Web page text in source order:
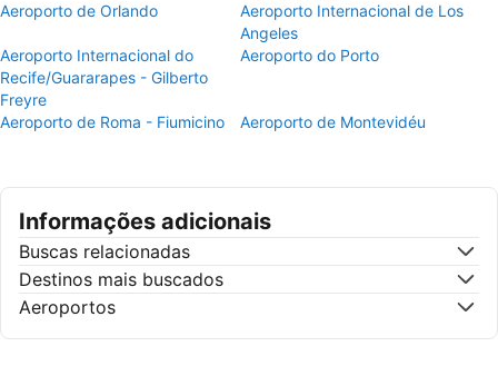
Aeroporto de Orlando
Aeroporto Internacional de Los
Angeles
Aeroporto Internacional do
Recife/Guararapes - Gilberto
Freyre
Aeroporto do Porto
Aeroporto de Roma - Fiumicino Aeroporto de Montevidéu
Informações adicionais
Buscas relacionadas
Destinos mais buscados
Aeroportos